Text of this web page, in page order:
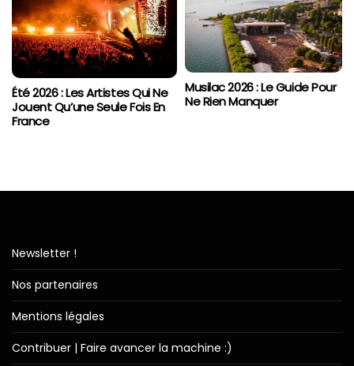
Été 2026 : Les Artistes Qui Ne
Jouent Qu’une Seule Fois En
France
Musilac 2026 : Le Guide Pour
Ne Rien Manquer
Newsletter !
Nos partenaires
Mentions légales
Contribuer | Faire avancer la machine :)